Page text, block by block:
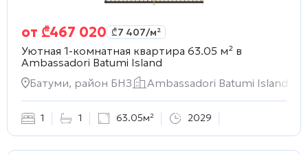
от ₾467 020 ₾7 407/м²
Уютная 1-комнатная квартира 63.05 м² в
Ambassadori Batumi Island
Батуми, район БНЗ
Ambassadori Batumi Island
1 1 63.05м² 2029